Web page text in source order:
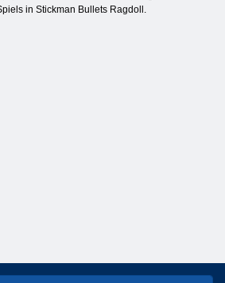
in Stickman Bullets Ragdoll.